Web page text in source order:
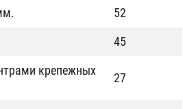
52
45
крепежных
27